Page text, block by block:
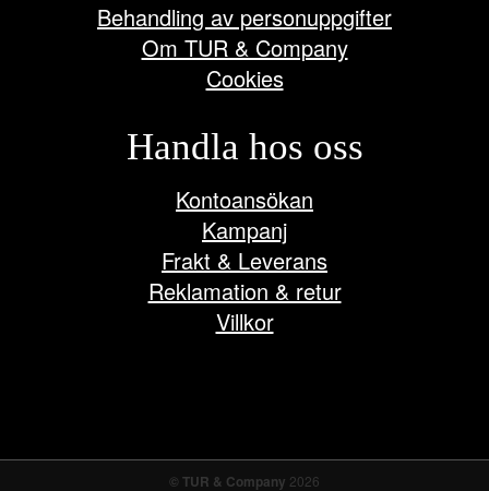
Behandling av personuppgifter
Om TUR & Company
Cookies
Handla hos oss
Kontoansökan
Kampanj
Frakt & Leverans
Reklamation & retur
Villkor
© TUR & Company 2026